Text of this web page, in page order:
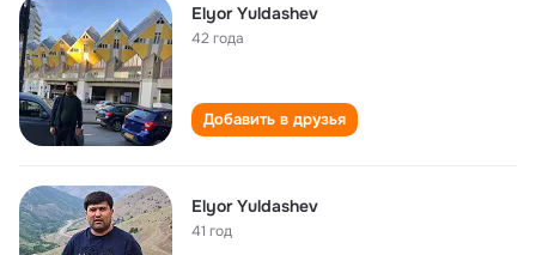
Elyor Yuldashev
42 года
Добавить в друзья
Elyor Yuldashev
41 год